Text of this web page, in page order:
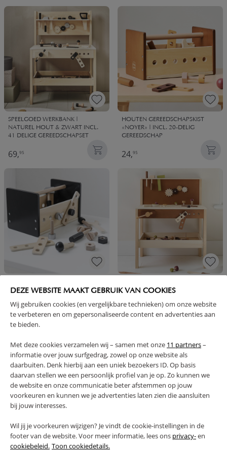
DEZE WEBSITE MAAKT GEBRUIK VAN COOKIES
Wij gebruiken cookies (en vergelijkbare technieken) om onze website
te verbeteren en om gepersonaliseerde content en advertenties aan
te bieden.
Met deze cookies verzamelen wij – samen met onze 11 partners–
informatie over jouw surfgedrag, zowel op onze website als
daarbuiten. Denk hierbij aan een uniek bezoekers ID. Op basis
daarvan stellen we een persoonlijk profiel van je op. Zo kunnen we
de website en onze communicatie beter afstemmen op jouw
voorkeuren en kunnen we je advertenties laten zien die aansluiten
bij jouw interesses.
Wil jij je voorkeuren wijzigen? Je vindt de cookie-instellingen in de
footer van de website. Voor meer informatie, lees ons privacy-en
cookiebeleid. Toon cookiedetails.
SPEELGOED WERKBANK |
NATUREL HOUT & ZWART INCL.
41 DELIGE GEREEDSCHAPSET
69,95
HOUTEN GEREEDSCHAPSKIST
«NOYER» | INCL. 20-DELIG
GEREEDSCHAP
24,95
MET 23 STUKS GEREEDSCHAP |
24,95
INCL. 34-DELIGE GEREEDSCHAPSET
89,95
1 - 4 van 4 resultaten
DUURZAAM HOUT